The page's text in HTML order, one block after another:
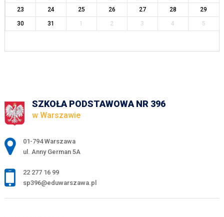
23
24 25 26 27 28
29
30
31 1 2 3 4 5
SZKOŁA PODSTAWOWA NR 396
w Warszawie
Adres pocztowy:
01-794 Warszawa
ul. Anny German 5A
22 277 16 99
sp396@eduwarszawa.pl